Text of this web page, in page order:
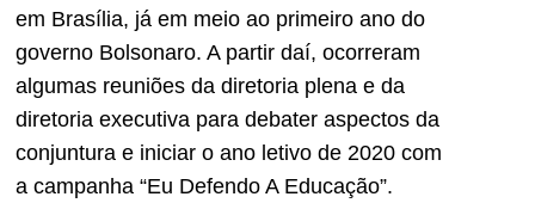
em Brasília, já em meio ao primeiro ano do
governo Bolsonaro. A partir daí, ocorreram
algumas reuniões da diretoria plena e da
diretoria executiva para debater aspectos da
conjuntura e iniciar o ano letivo de 2020 com
a campanha “Eu Defendo A Educação”.